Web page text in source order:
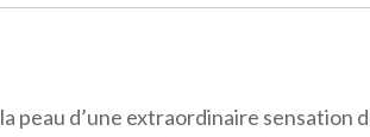
peau d’une extraordinaire